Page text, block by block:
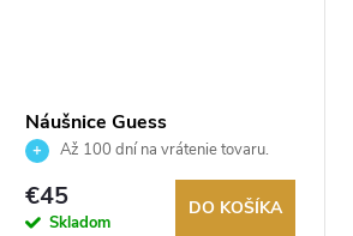
Náušnice Guess
JUBE05021JWRHT
Až 100 dní na vrátenie tovaru.
Autorizovaný predajca.
€45
Skladom
DO KOŠÍKA